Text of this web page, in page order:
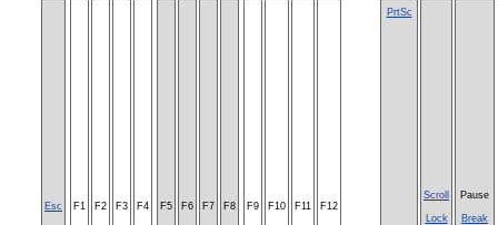
Esc F1 F2 F3 F4 F5 F6 F7 F8 F9 F10 F11 F12
PrtSc
Scroll
Lock
Pause
Break